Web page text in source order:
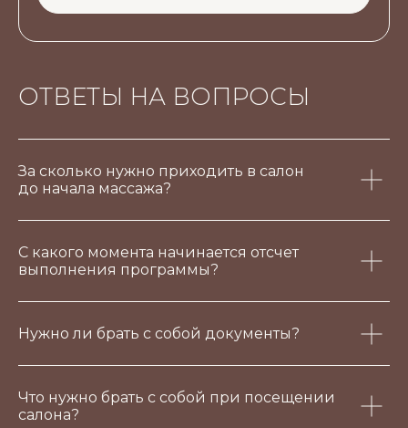
ОТВЕТЫ НА ВОПРОСЫ
За сколько нужно приходить в салон
до начала массажа?
С какого момента начинается отсчет
выполнения программы?
Нужно ли брать с собой документы?
Что нужно брать с собой при посещении
салона?